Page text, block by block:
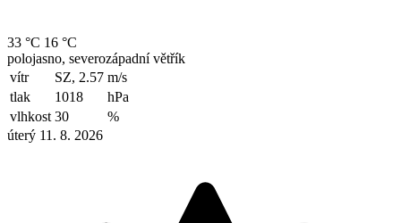
33 °C 16 °C
polojasno, severozápadní větřík
vítr
SZ, 2.57 m/s
tlak
1018
hPa
vlhkost 30
%
úterý 11. 8. 2026